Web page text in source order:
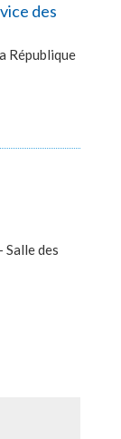
des
République
des